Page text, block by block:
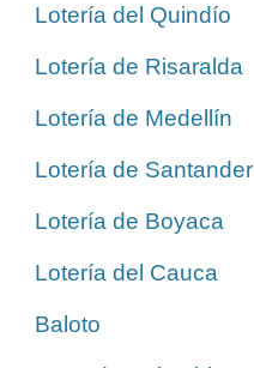
Lotería del Quindío
Lotería de Risaralda
Lotería de Medellín
Lotería de Santander
Lotería de Boyaca
Lotería del Cauca
Baloto